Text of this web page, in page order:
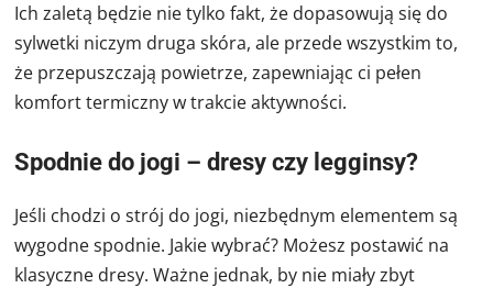
Ich zaletą będzie nie tylko fakt, że dopasowują się do
sylwetki niczym druga skóra, ale przede wszystkim to,
że przepuszczają powietrze, zapewniając ci pełen
komfort termiczny w trakcie aktywności.
Spodnie do jogi – dresy czy legginsy?
Jeśli chodzi o strój do jogi, niezbędnym elementem są
wygodne spodnie. Jakie wybrać? Możesz postawić na
klasyczne dresy. Ważne jednak, by nie miały zbyt